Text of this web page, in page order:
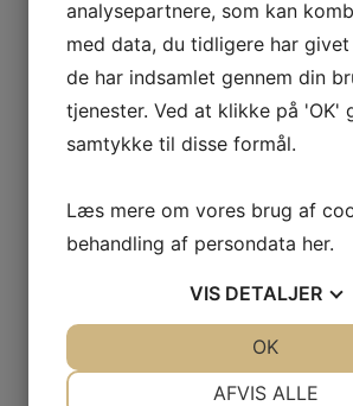
Læg i kurv
Yum Yum Instant
Flavour 60gr
Læg i kurv
SMS-Acecook Instant
Thai Shrimp Flavour
analysepartnere, som kan
med data, du tidligere har
de har indsamlet gennem din
tjenester. Ved at klikke på 'OK'
samtykke til disse formål.
Læs mere om vores brug af
behandling af persondata her.
VIS DETALJER
AFVIS ALLE
OK